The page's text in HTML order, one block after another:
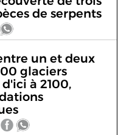
de serpents
un et deux
glaciers
à 2100,